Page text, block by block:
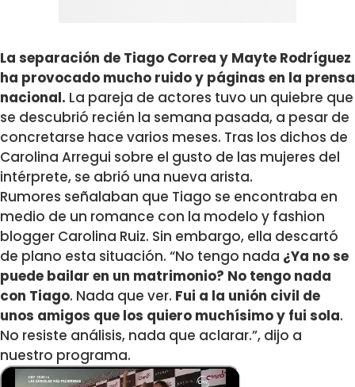
La separación de Tiago Correa y Mayte Rodríguez
ha provocado mucho ruido y páginas en la prensa
nacional. La pareja de actores tuvo un quiebre que
se descubrió recién la semana pasada, a pesar de
concretarse hace varios meses. Tras los dichos de
Carolina Arregui sobre el gusto de las mujeres del
intérprete, se abrió una nueva arista.
Rumores señalaban que Tiago se encontraba en
medio de un romance con la modelo y fashion
blogger Carolina Ruiz. Sin embargo, ella descartó
de plano esta situación. “No tengo nada ¿Ya no se
puede bailar en un matrimonio? No tengo nada
con Tiago. Nada que ver. Fui a la unión civil de
unos amigos que los quiero muchísimo y fui sola.
No resiste análisis, nada que aclarar.”, dijo a
nuestro programa.